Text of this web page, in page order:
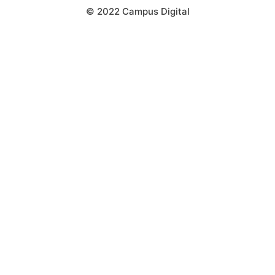
© 2022 Campus Digital